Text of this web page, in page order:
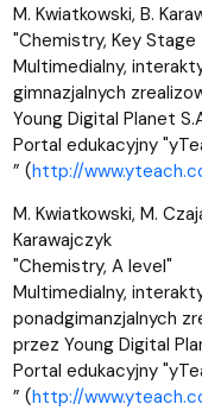
M. Kwiatkowski, B.
"Chemistry, Key Stage
Multimedialny,
gimnazjalnych
Young Digital Planet
Portal edukacyjny
” (http://
M. Kwiatkowski, M.
Karawajczyk
"Chemistry, A level"
Multimedialny,
ponadgimanzjalnych
przez Young Digital
Portal edukacyjny
” (http://